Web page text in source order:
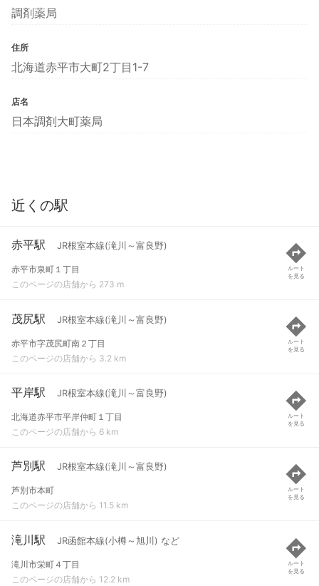
調剤薬局
住所
北海道赤平市大町2丁目1-7
店名
日本調剤大町薬局
近くの駅
赤平駅 JR根室本線(滝川～富良野)
赤平市泉町１丁目
このページの店舗から 273 m
ルート
を見る
茂尻駅 JR根室本線(滝川～富良野)
赤平市字茂尻町南２丁目
このページの店舗から 3.2 km
ルート
を見る
平岸駅 JR根室本線(滝川～富良野)
北海道赤平市平岸仲町１丁目
このページの店舗から 6 km
ルート
を見る
芦別駅 JR根室本線(滝川～富良野)
芦別市本町
このページの店舗から 11.5 km
ルート
を見る
滝川駅 JR函館本線(小樽～旭川) など
滝川市栄町４丁目
このページの店舗から 12.2 km
ルート
を見る